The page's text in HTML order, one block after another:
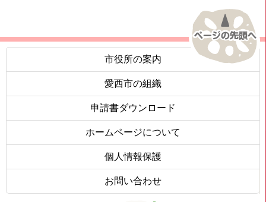
市役所の案内
愛西市の組織
申請書ダウンロード
ホームページについて
個人情報保護
お問い合わせ